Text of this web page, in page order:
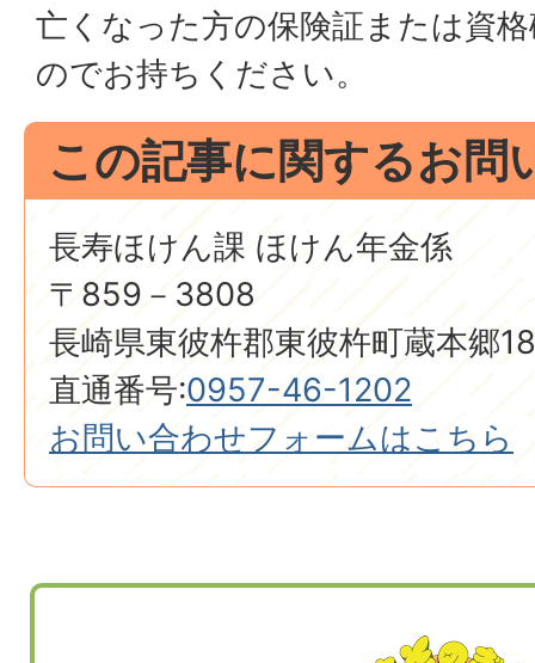
亡くなった方の保険証または資
のでお持ちください。
この記事に関するお問
長寿ほけん課 ほけん年金係
〒859－3808
長崎県東彼杵郡東彼杵町蔵本郷
直通番号:0957-46-1202
お問い合わせフォームはこちら